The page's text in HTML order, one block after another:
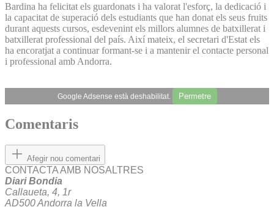
Bardina ha felicitat els guardonats i ha valorat l'esforç, la dedicació i
la capacitat de superació dels estudiants que han donat els seus fruits
durant aquests cursos, esdevenint els millors alumnes de batxillerat i
batxillerat professional del país. Així mateix, el secretari d'Estat els
ha encoratjat a continuar formant-se i a mantenir el contacte personal
i professional amb Andorra.
Google Adsense està deshabilitat. Permetre
Comentaris
Afegir nou comentari
CONTACTA AMB NOSALTRES
Diari Bondia
Callaueta, 4, 1r
AD500 Andorra la Vella